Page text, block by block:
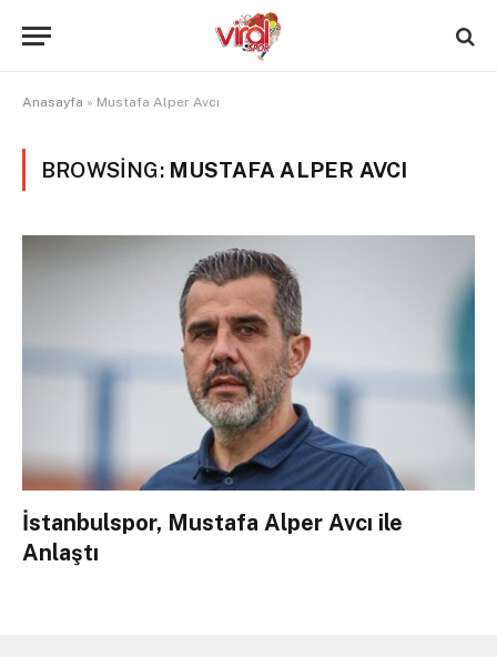
Anasayfa » Mustafa Alper Avcı
BROWSING: MUSTAFA ALPER AVCI
İstanbulspor, Mustafa Alper Avcı ile
Anlaştı